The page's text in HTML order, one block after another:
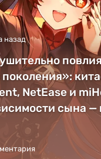
назад
поколения»:
NetEase и
сына —